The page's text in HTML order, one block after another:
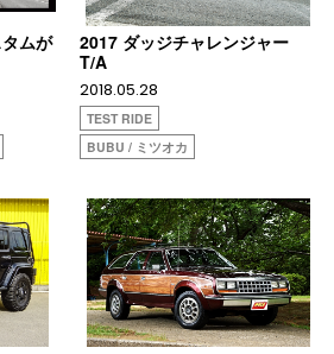
ムが
2017 ダッジチャレンジャー
T/A
2018.05.28
TEST RIDE
BUBU / ミツオカ